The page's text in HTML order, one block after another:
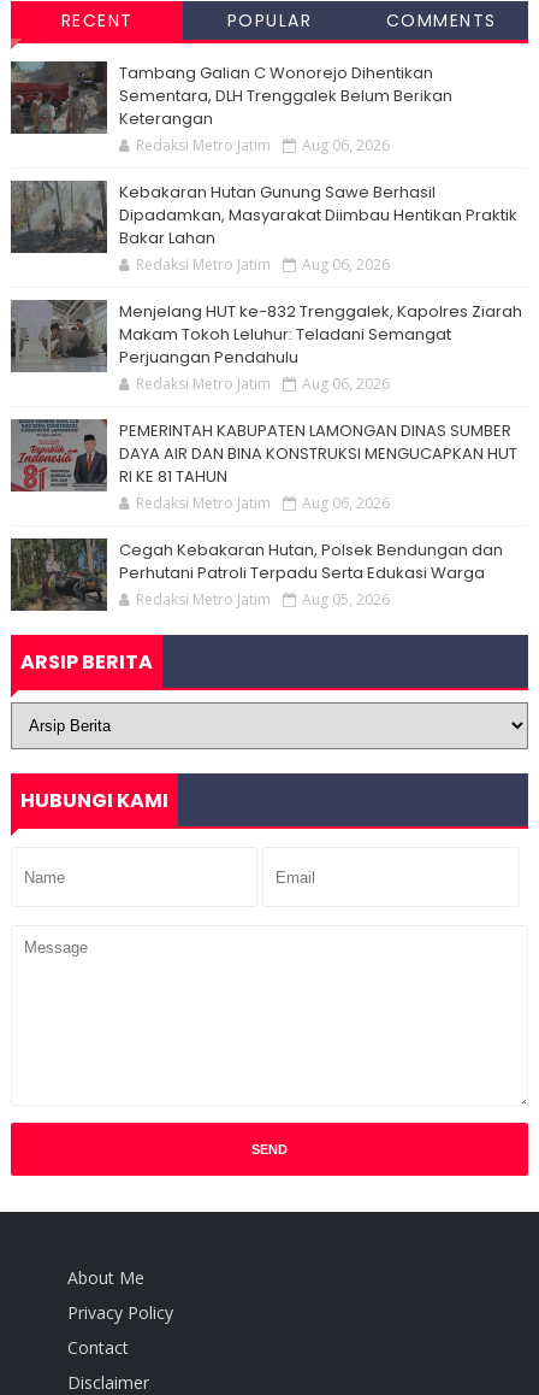
RECENT POPULAR COMMENTS
Tambang Galian C Wonorejo Dihentikan
Sementara, DLH Trenggalek Belum Berikan
Keterangan
Redaksi Metro Jatim Aug 06, 2026
Kebakaran Hutan Gunung Sawe Berhasil
Dipadamkan, Masyarakat Diimbau Hentikan Praktik
Bakar Lahan
Redaksi Metro Jatim Aug 06, 2026
Menjelang HUT ke-832 Trenggalek, Kapolres Ziarah
Makam Tokoh Leluhur: Teladani Semangat
Perjuangan Pendahulu
Redaksi Metro Jatim Aug 06, 2026
PEMERINTAH KABUPATEN LAMONGAN DINAS SUMBER
DAYA AIR DAN BINA KONSTRUKSI MENGUCAPKAN HUT
RI KE 81 TAHUN
Redaksi Metro Jatim Aug 06, 2026
Cegah Kebakaran Hutan, Polsek Bendungan dan
Perhutani Patroli Terpadu Serta Edukasi Warga
Redaksi Metro Jatim Aug 05, 2026
ARSIP BERITA
HUBUNGI KAMI
About Me
Privacy Policy
Contact
Disclaimer